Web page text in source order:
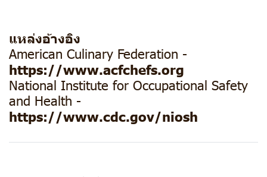
แหล่งอ้างอิง
American Culinary Federation -
https://www.acfchefs.org
National Institute for Occupational Safety
and Health -
https://www.cdc.gov/niosh